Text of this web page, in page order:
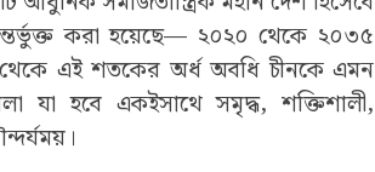
করা হয়েছে— ২০২০ থেকে ২০৩৫
এই শতকের অর্ধ অবধি চীনকে এমন
যা হবে একইসাথে সমৃদ্ধ, শক্তিশালী,